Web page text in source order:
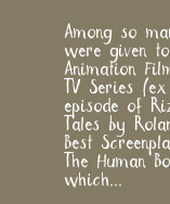
Among so
were given
Animation
TV Series
episode of
Tales by
Best
The Human
which...